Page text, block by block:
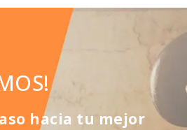
hacia tu mejor